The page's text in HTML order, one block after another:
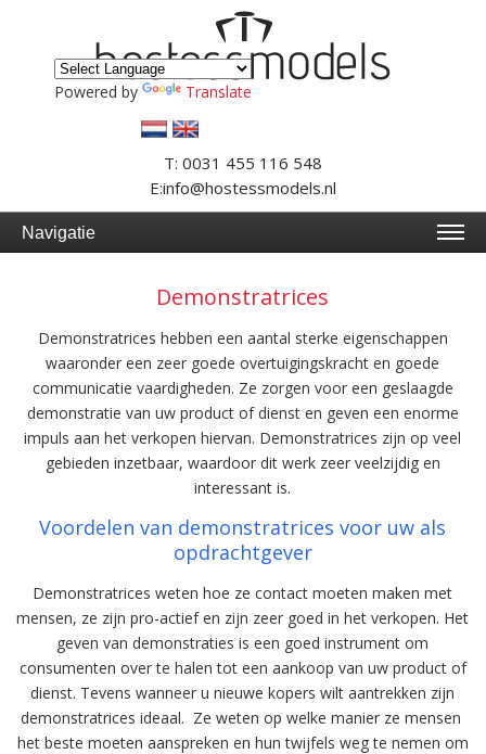
Powered by Translate
T: 0031 455 116 548
E:info@hostessmodels.nl
Navigatie
Demonstratrices
Demonstratrices hebben een aantal sterke eigenschappen
waaronder een zeer goede overtuigingskracht en goede
communicatie vaardigheden. Ze zorgen voor een geslaagde
demonstratie van uw product of dienst en geven een enorme
impuls aan het verkopen hiervan. Demonstratrices zijn op veel
gebieden inzetbaar, waardoor dit werk zeer veelzijdig en
interessant is.
Voordelen van demonstratrices voor uw als
opdrachtgever
Demonstratrices weten hoe ze contact moeten maken met
mensen, ze zijn pro-actief en zijn zeer goed in het verkopen. Het
geven van demonstraties is een goed instrument om
consumenten over te halen tot een aankoop van uw product of
dienst. Tevens wanneer u nieuwe kopers wilt aantrekken zijn
demonstratrices ideaal. Ze weten op welke manier ze mensen
het beste moeten aanspreken en hun twijfels weg te nemen om